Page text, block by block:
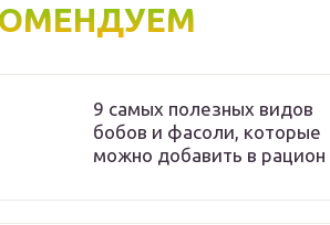
9 самых полезных видов
бобов и фасоли, которые
можно добавить в рацион